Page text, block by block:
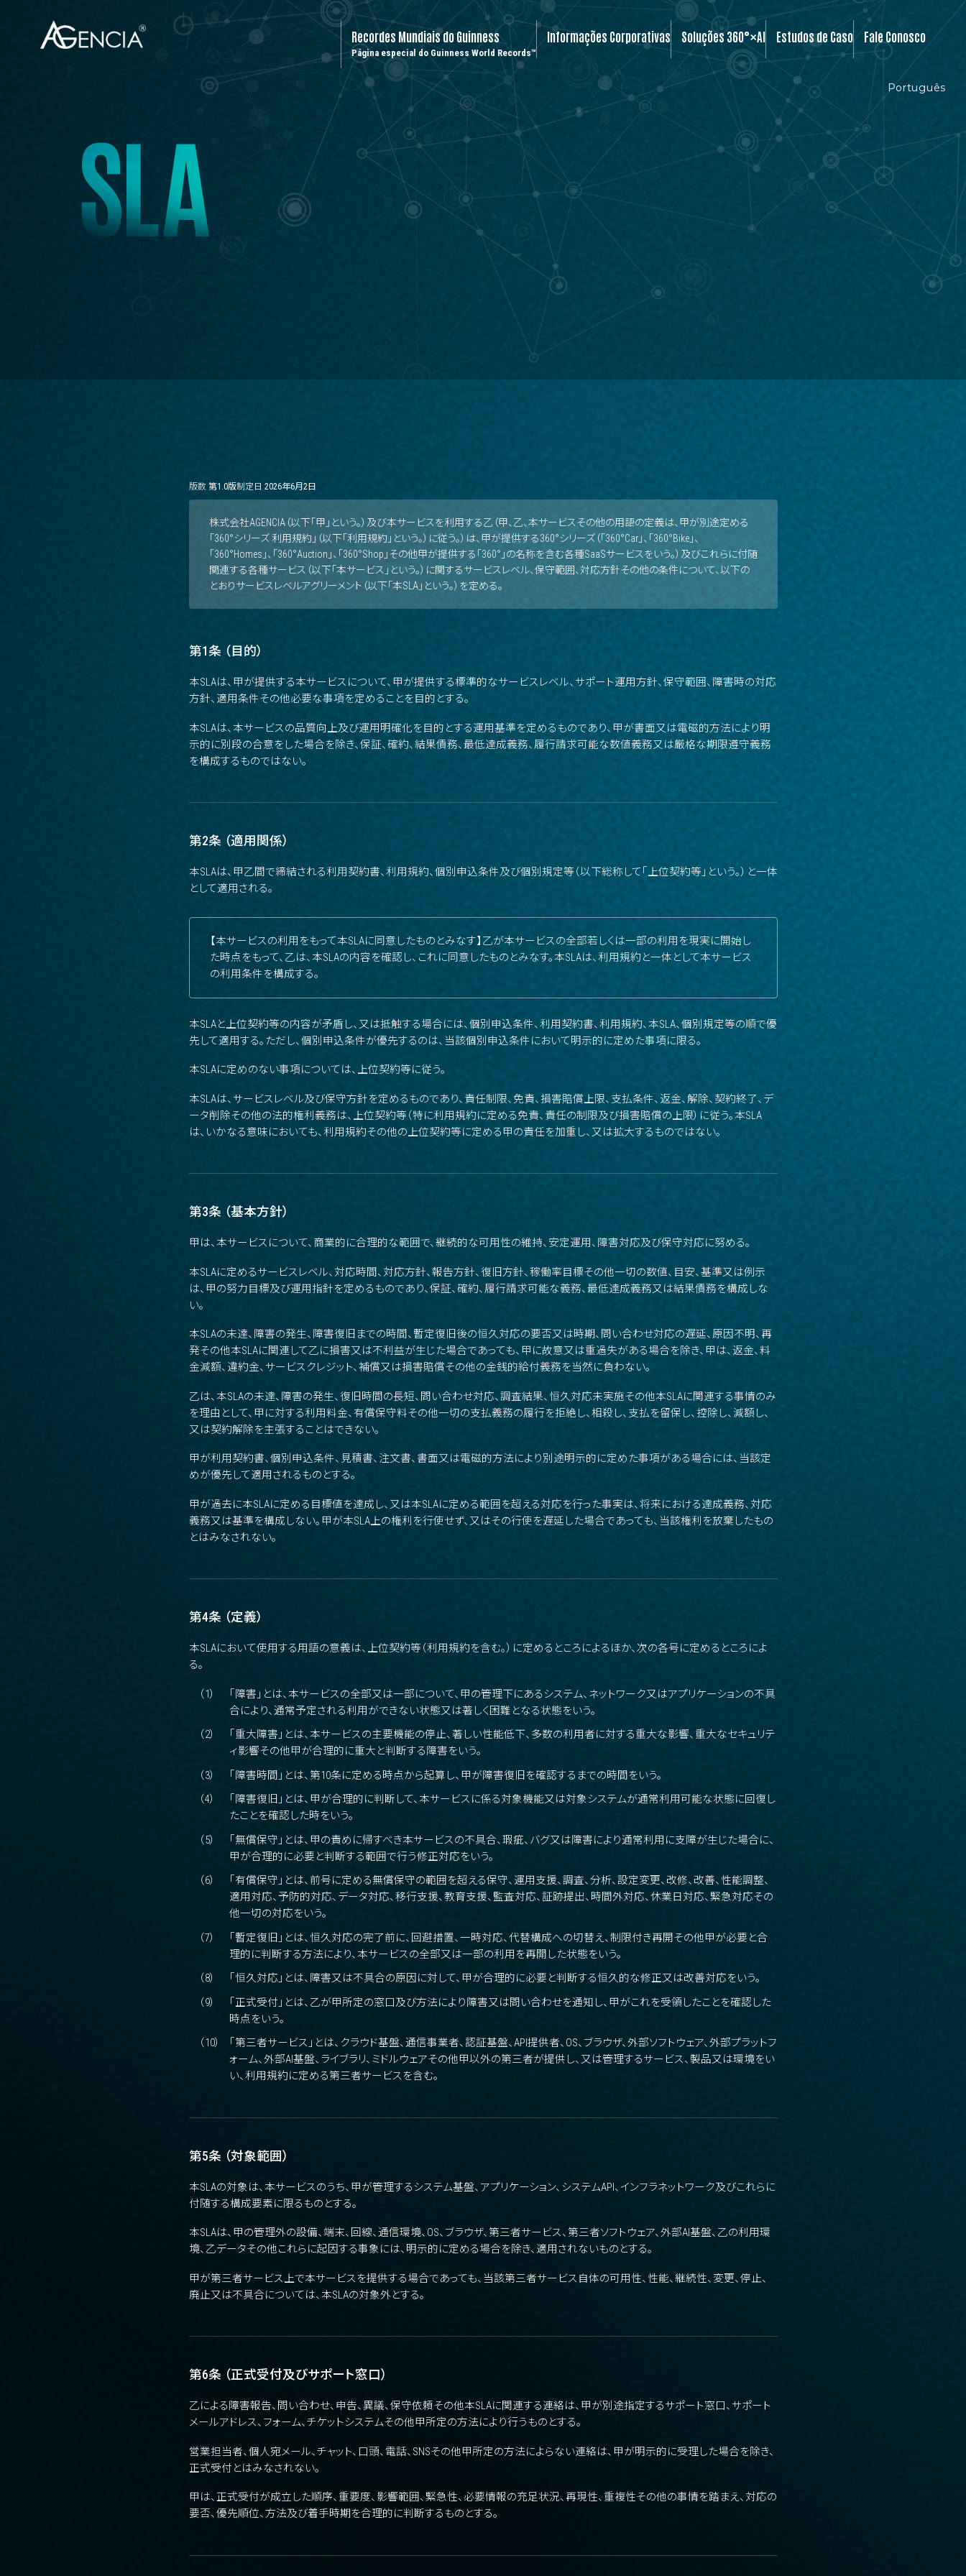
AGENCIA
Recordes Mundiais do Guinness
Página especial do Guinness World Records™
Informações Corporativas Soluções 360°×AI Estudos de Caso Fale Conosco
S A
L
版数 第1.0版制定日 2026年6月2日
株式会社AGENCIA（以下「甲」という。）及び本サービスを利用する乙（甲、乙、本サービスその他の用語の定義は、甲が別途定める
「360°シリーズ 利用規約」（以下「利用規約」という。）に従う。）は、甲が提供する360°シリーズ（「360°Car」、「360°Bike」、
「360°Homes」、「360°Auction」、「360°Shop」その他甲が提供する「360°」の名称を含む各種SaaSサービスをいう。）及びこれらに付随
関連する各種サービス（以下「本サービス」という。）に関するサービスレベル、保守範囲、対応方針その他の条件について、以下の
とおりサービスレベルアグリーメント（以下「本SLA」という。）を定める。
第1条 （目的）
本SLAは、甲が提供する本サービスについて、甲が提供する標準的なサービスレベル、サポート運用方針、保守範囲、障害時の対応
方針、適用条件その他必要な事項を定めることを目的とする。
本SLAは、本サービスの品質向上及び運用明確化を目的とする運用基準を定めるものであり、甲が書面又は電磁的方法により明
示的に別段の合意をした場合を除き、保証、確約、結果債務、最低達成義務、履行請求可能な数値義務又は厳格な期限遵守義務
を構成するものではない。
第2条 （適用関係）
本SLAは、甲乙間で締結される利用契約書、利用規約、個別申込条件及び個別規定等（以下総称して「上位契約等」という。）と一体
として適用される。
【本サービスの利用をもって本SLAに同意したものとみなす】乙が本サービスの全部若しくは一部の利用を現実に開始し
た時点をもって、乙は、本SLAの内容を確認し、これに同意したものとみなす。本SLAは、利用規約と一体として本サービス
の利用条件を構成する。
本SLAと上位契約等の内容が矛盾し、又は抵触する場合には、個別申込条件、利用契約書、利用規約、本SLA、個別規定等の順で優
先して適用する。ただし、個別申込条件が優先するのは、当該個別申込条件において明示的に定めた事項に限る。
本SLAに定めのない事項については、上位契約等に従う。
本SLAは、サービスレベル及び保守方針を定めるものであり、責任制限、免責、損害賠償上限、支払条件、返金、解除、契約終了、デ
ータ削除その他の法的権利義務は、上位契約等（特に利用規約に定める免責、責任の制限及び損害賠償の上限）に従う。本SLA
は、いかなる意味においても、利用規約その他の上位契約等に定める甲の責任を加重し、又は拡大するものではない。
第3条 （基本方針）
甲は、本サービスについて、商業的に合理的な範囲で、継続的な可用性の維持、安定運用、障害対応及び保守対応に努める。
本SLAに定めるサービスレベル、対応時間、対応方針、報告方針、復旧方針、稼働率目標その他一切の数値、目安、基準又は例示
は、甲の努力目標及び運用指針を定めるものであり、保証、確約、履行請求可能な義務、最低達成義務又は結果債務を構成しな
い。
本SLAの未達、障害の発生、障害復旧までの時間、暫定復旧後の恒久対応の要否又は時期、問い合わせ対応の遅延、原因不明、再
発その他本SLAに関連して乙に損害又は不利益が生じた場合であっても、甲に故意又は重過失がある場合を除き、甲は、返金、料
金減額、違約金、サービスクレジット、補償又は損害賠償その他の金銭的給付義務を当然に負わない。
乙は、本SLAの未達、障害の発生、復旧時間の長短、問い合わせ対応、調査結果、恒久対応未実施その他本SLAに関連する事情のみ
を理由として、甲に対する利用料金、有償保守料その他一切の支払義務の履行を拒絶し、相殺し、支払を留保し、控除し、減額し、
又は契約解除を主張することはできない。
甲が利用契約書、個別申込条件、見積書、注文書、書面又は電磁的方法により別途明示的に定めた事項がある場合には、当該定
めが優先して適用されるものとする。
甲が過去に本SLAに定める目標値を達成し、又は本SLAに定める範囲を超える対応を行った事実は、将来における達成義務、対応
義務又は基準を構成しない。甲が本SLA上の権利を行使せず、又はその行使を遅延した場合であっても、当該権利を放棄したもの
とはみなされない。
第4条 （定義）
本SLAにおいて使用する用語の意義は、上位契約等（利用規約を含む。）に定めるところによるほか、次の各号に定めるところによ
る。
（1）
「障害」とは、本サービスの全部又は一部について、甲の管理下にあるシステム、ネットワーク又はアプリケーションの不具
合により、通常予定される利用ができない状態又は著しく困難となる状態をいう。
（2）
「重大障害」とは、本サービスの主要機能の停止、著しい性能低下、多数の利用者に対する重大な影響、重大なセキュリテ
ィ影響その他甲が合理的に重大と判断する障害をいう。
（3）
「障害時間」とは、第10条に定める時点から起算し、甲が障害復旧を確認するまでの時間をいう。
（4）
「障害復旧」とは、甲が合理的に判断して、本サービスに係る対象機能又は対象システムが通常利用可能な状態に回復し
たことを確認した時をいう。
（5）
「無償保守」とは、甲の責めに帰すべき本サービスの不具合、瑕疵、バグ又は障害により通常利用に支障が生じた場合に、
甲が合理的に必要と判断する範囲で行う修正対応をいう。
（6）
「有償保守」とは、前号に定める無償保守の範囲を超える保守、運用支援、調査、分析、設定変更、改修、改善、性能調整、
適用対応、予防的対応、データ対応、移行支援、教育支援、監査対応、証跡提出、時間外対応、休業日対応、緊急対応その
他一切の対応をいう。
（7）
「暫定復旧」とは、恒久対応の完了前に、回避措置、一時対応、代替構成への切替え、制限付き再開その他甲が必要と合
理的に判断する方法により、本サービスの全部又は一部の利用を再開した状態をいう。
（8）
「恒久対応」とは、障害又は不具合の原因に対して、甲が合理的に必要と判断する恒久的な修正又は改善対応をいう。
（9）
「正式受付」とは、乙が甲所定の窓口及び方法により障害又は問い合わせを通知し、甲がこれを受領したことを確認した
時点をいう。
（10）
「第三者サービス」とは、クラウド基盤、通信事業者、認証基盤、API提供者、OS、ブラウザ、外部ソフトウェア、外部プラットフ
ォーム、外部AI基盤、ライブラリ、ミドルウェアその他甲以外の第三者が提供し、又は管理するサービス、製品又は環境をい
い、利用規約に定める第三者サービスを含む。
第5条 （対象範囲）
本SLAの対象は、本サービスのうち、甲が管理するシステム基盤、アプリケーション、システムAPI、インフラネットワーク及びこれらに
付随する構成要素に限るものとする。
本SLAは、甲の管理外の設備、端末、回線、通信環境、OS、ブラウザ、第三者サービス、第三者ソフトウェア、外部AI基盤、乙の利用環
境、乙データその他これらに起因する事象には、明示的に定める場合を除き、適用されないものとする。
甲が第三者サービス上で本サービスを提供する場合であっても、当該第三者サービス自体の可用性、性能、継続性、変更、停止、
廃止又は不具合については、本SLAの対象外とする。
第6条 （正式受付及びサポート窓口）
乙による障害報告、問い合わせ、申告、異議、保守依頼その他本SLAに関連する連絡は、甲が別途指定するサポート窓口、サポート
メールアドレス、フォーム、チケットシステムその他甲所定の方法により行うものとする。
営業担当者、個人宛メール、チャット、口頭、電話、SNSその他甲所定の方法によらない連絡は、甲が明示的に受理した場合を除き、
正式受付とはみなされない。
甲は、正式受付が成立した順序、重要度、影響範囲、緊急性、必要情報の充足状況、再現性、重複性その他の事情を踏まえ、対応の
要否、優先順位、方法及び着手時期を合理的に判断するものとする。
Português